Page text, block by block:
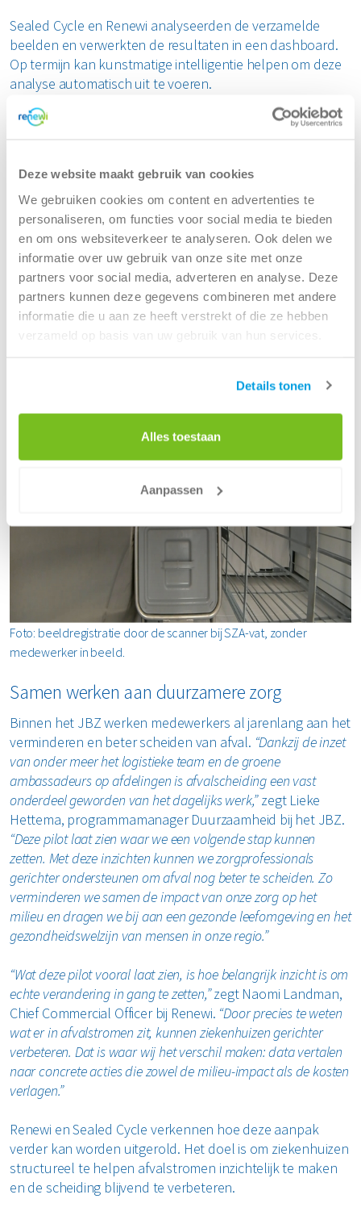
Deze website maakt gebruik van cookies
We gebruiken cookies om content en advertenties te
personaliseren, om functies voor social media te bieden
en om ons websiteverkeer te analyseren. Ook delen we
informatie over uw gebruik van onze site met onze
partners voor social media, adverteren en analyse. Deze
partners kunnen deze gegevens combineren met andere
informatie die u aan ze heeft verstrekt of die ze hebben
verzameld op basis van uw gebruik van hun services.
Details tonen
Alles toestaan
Aanpassen
Sealed Cycle en Renewi analyseerden de verzamelde
beelden en verwerkten de resultaten in een dashboard.
Op termijn kan kunstmatige intelligentie helpen om deze
analyse automatisch uit te voeren.
Bijna één op de vier materialen hoort niet in
Uit de analyse blijkt dat 23 procent van de geregistreerde
materialen niet in een SZA-vat thuishoort. Deze materialen
kunnen via een andere, minder milieubelastende
afvalstroom worden verwerkt. Van deze materialen hoort
48 procent bij het restafval. Het gaat daarbij vooral om
lege spuiten zonder naald, lege infuuszakken en
handschoenen. Daarnaast kan 26 procent worden
ingezameld als plastic afval, zoals plastic verpakkingen
van medicijnen. Vijftien procent bestaat uit glas,
Foto: beeldregistratie door de scanner bij SZA-vat, zonder
medewerker in beeld.
Samen werken aan duurzamere zorg
Binnen het JBZ werken medewerkers al jarenlang aan het
verminderen en beter scheiden van afval. “Dankzij de inzet
van onder meer het logistieke team en de groene
ambassadeurs op afdelingen is afvalscheiding een vast
onderdeel geworden van het dagelijks werk,”zegt Lieke
Hettema, programmamanager Duurzaamheid bij het JBZ.
“Deze pilot laat zien waar we een volgende stap kunnen
zetten. Met deze inzichten kunnen we zorgprofessionals
gerichter ondersteunen om afval nog beter te scheiden. Zo
verminderen we samen de impact van onze zorg op het
milieu en dragen we bij aan een gezonde leefomgeving en het
gezondheidswelzijn van mensen in onze regio.”
“Wat deze pilot vooral laat zien, is hoe belangrijk inzicht is om
echte verandering in gang te zetten,”zegt Naomi Landman,
Chief Commercial Officer bij Renewi. “Door precies te weten
wat er in afvalstromen zit, kunnen ziekenhuizen gerichter
verbeteren. Dat is waar wij het verschil maken: data vertalen
naar concrete acties die zowel de milieu-impact als de kosten
verlagen.”
Renewi en Sealed Cycle verkennen hoe deze aanpak
verder kan worden uitgerold. Het doel is om ziekenhuizen
structureel te helpen afvalstromen inzichtelijk te maken
en de scheiding blijvend te verbeteren.